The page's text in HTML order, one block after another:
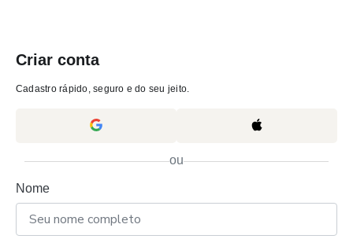
Criar conta
Cadastro rápido, seguro e do seu jeito.
ou
Nome